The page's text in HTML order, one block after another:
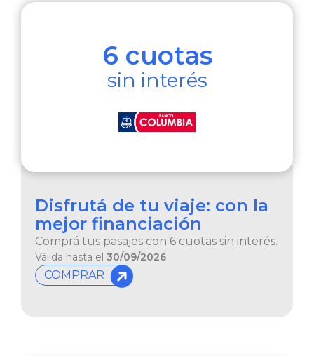
6 cuotas
sin interés​
Disfrutá de tu viaje: con la
mejor financiación
Comprá tus pasajes con 6 cuotas sin interés.
Válida hasta el 30/09/2026
COMPRAR